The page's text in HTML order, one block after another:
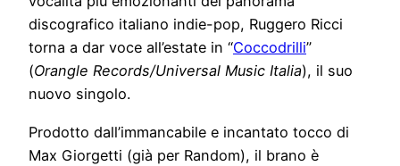
discografico italiano indie-pop, Ruggero Ricci
torna a dar voce all’estate in “Coccodrilli”
(Orangle Records/Universal Music Italia), il suo
nuovo singolo.
Prodotto dall’immancabile e incantato tocco di
Max Giorgetti (già per Random), il brano è